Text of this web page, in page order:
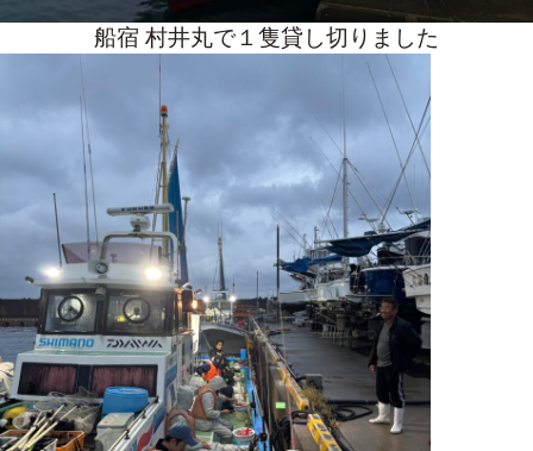
船宿 村井丸で１隻貸し切りました